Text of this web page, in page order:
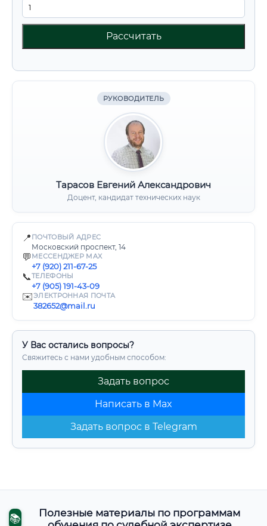
Рассчитать
РУКОВОДИТЕЛЬ
Тарасов Евгений Александрович
Доцент, кандидат технических наук
📍 ПОЧТОВЫЙ АДРЕС
Московский проспект, 14
💬 МЕССЕНДЖЕР MAX
+7 (920) 211-67-25
📞ТЕЛЕФОНЫ
+7 (905) 191-43-09
✉️ЭЛЕКТРОННАЯ ПОЧТА
382652@mail.ru
У Вас остались вопросы?
Свяжитесь с нами удобным способом:
Задать вопрос
Написать в Max
Задать вопрос в Telegram
📚
Полезные материалы по программам